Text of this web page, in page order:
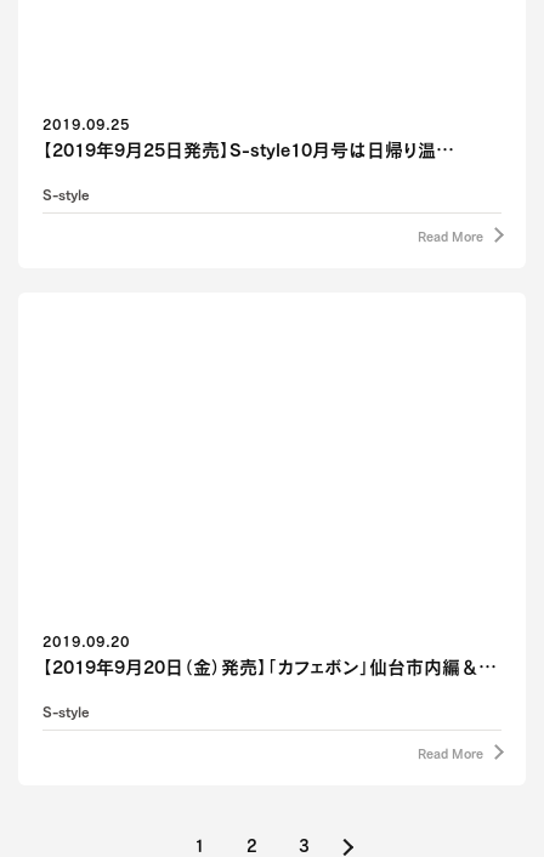
2019.09.25
【2019年9月25日発売】S-style10月号は日帰り温…
S-style
Read More
2019.09.20
【2019年9月20日（金）発売】「カフェボン」仙台市内編＆…
S-style
Read More
1 2 3